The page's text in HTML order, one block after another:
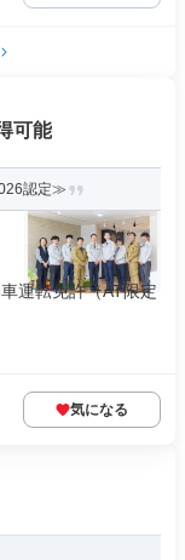
可能
認定≫
運転免許（AT限定
気になる